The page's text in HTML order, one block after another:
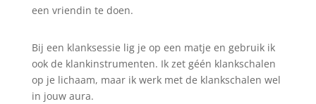
een vriendin te doen.
Bij een klanksessie lig je op een matje en gebruik ik
ook de klankinstrumenten. Ik zet géén klankschalen
op je lichaam, maar ik werk met de klankschalen wel
in jouw aura.